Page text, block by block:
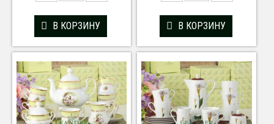
В КОРЗИНУ В КОРЗИНУ